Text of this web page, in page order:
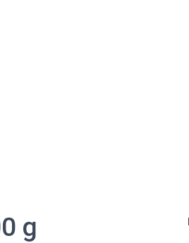
g